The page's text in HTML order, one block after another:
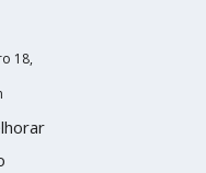
18,